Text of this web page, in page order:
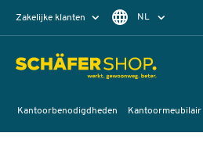
Zakelijke klanten NL
Kantoorbenodigdheden Kantoormeubilair